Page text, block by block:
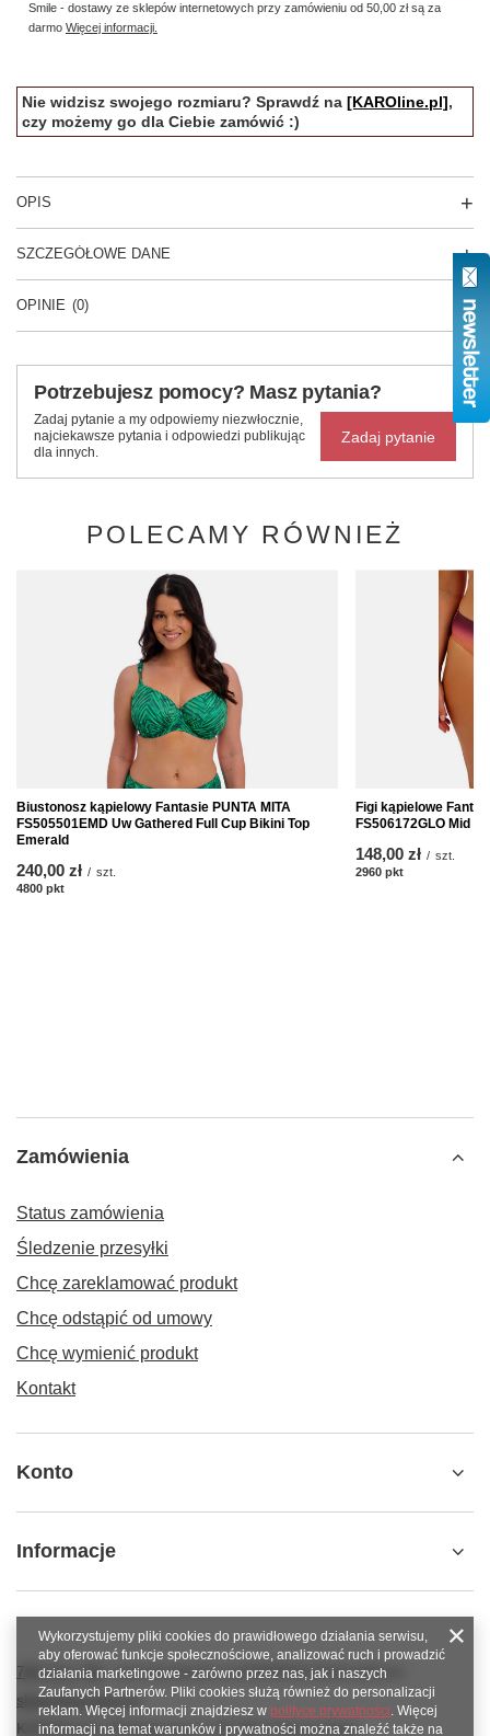
Smile - dostawy ze sklepów internetowych przy zamówieniu od 50,00 złsą za
darmo Więcej informacji.
Nie widzisz swojego rozmiaru? Sprawdź na [KAROline.pl],
czy możemy go dla Ciebie zamówić :)
OPIS
SZCZEGÓŁOWE DANE
OPINIE (0)
Potrzebujesz pomocy? Masz pytania?
Zadaj pytanie a my odpowiemy niezwłocznie,
najciekawsze pytania i odpowiedzi publikując
dla innych.
Zadaj pytanie
POLECAMY RÓWNIEŻ
Biustonosz kąpielowy Fantasie PUNTA MITA
FS505501EMD Uw Gathered Full Cup Bikini Top
Emerald
240,00 zł / szt.
4800 pkt
Figi kąpielowe
FS506172GLO Mid
148,00 zł / szt.
2960 pkt
Zamówienia
Status zamówienia
Śledzenie przesyłki
Chcę zareklamować produkt
Chcę odstąpić od umowy
Chcę wymienić produkt
Kontakt
Konto
Informacje
789 221 795 www.facebook.com/KAROlineZielonaGora
sklep@karoline.pl
KAROline24,Ekologiczna 2,65-364Zielona Góra
Wykorzystujemy pliki cookies do prawidłowego działania serwisu,
aby oferować funkcje społecznościowe, analizować ruch i prowadzić
działania marketingowe - zarówno przez nas, jak i naszych
Zaufanych Partnerów. Pliki cookies służą również do personalizacji
reklam. Więcej informacji znajdziesz w polityce prywatności. Więcej
informacji na temat warunków i prywatności można znaleźć także na